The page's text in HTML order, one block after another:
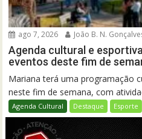
ago 7, 2026 João B. N.
Agenda cultural e
eventos deste fim de
Mariana terá uma programação
neste fim de semana, com
Agenda Cultural Destaque Esporte